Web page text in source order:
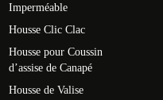
Imperméable
Housse Clic Clac
Housse pour Coussin
d’assise de Canapé
Housse de Valise